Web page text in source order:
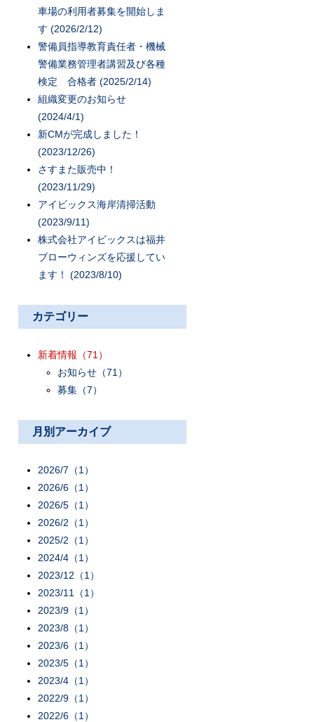
車場の利用者募集を開始しま
す (2026/2/12)
警備員指導教育責任者・機械
警備業務管理者講習及び各種
検定 合格者 (2025/2/14)
組織変更のお知らせ
(2024/4/1)
新CMが完成しました！
(2023/12/26)
さすまた販売中！
(2023/11/29)
アイビックス海岸清掃活動
(2023/9/11)
株式会社アイビックスは福井
ブローウィンズを応援してい
ます！ (2023/8/10)
カテゴリー
新着情報 （71）
お知らせ （71）
募集 （7）
月別アーカイブ
2026/7（1）
2026/6（1）
2026/5（1）
2026/2（1）
2025/2（1）
2024/4（1）
2023/12（1）
2023/11（1）
2023/9（1）
2023/8（1）
2023/6（1）
2023/5（1）
2023/4（1）
2022/9（1）
2022/6（1）